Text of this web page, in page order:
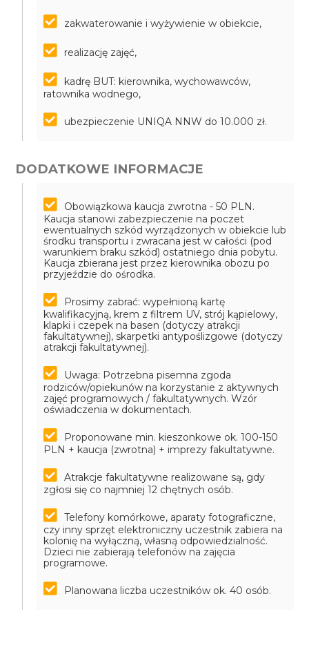
zakwaterowanie i wyżywienie w obiekcie,
realizację zajęć,
kadrę BUT: kierownika, wychowawców,
ratownika wodnego,
ubezpieczenie UNIQA NNW do 10.000 zł.
DODATKOWE INFORMACJE
Obowiązkowa kaucja zwrotna - 50 PLN.
Kaucja stanowi zabezpieczenie na poczet
ewentualnych szkód wyrządzonych w obiekcie lub
środku transportu i zwracana jest w całości (pod
warunkiem braku szkód) ostatniego dnia pobytu.
Kaucja zbierana jest przez kierownika obozu po
przyjeździe do ośrodka.
Prosimy zabrać: wypełnioną kartę
kwalifikacyjną, krem z filtrem UV, strój kąpielowy,
klapki i czepek na basen (dotyczy atrakcji
fakultatywnej), skarpetki antypoślizgowe (dotyczy
atrakcji fakultatywnej).
Uwaga: Potrzebna pisemna zgoda
rodziców/opiekunów na korzystanie z aktywnych
zajęć programowych / fakultatywnych. Wzór
oświadczenia w dokumentach.
Proponowane min. kieszonkowe ok. 100-150
PLN + kaucja (zwrotna) + imprezy fakultatywne.
Atrakcje fakultatywne realizowane są, gdy
zgłosi się co najmniej 12 chętnych osób.
Telefony komórkowe, aparaty fotograficzne,
czy inny sprzęt elektroniczny uczestnik zabiera na
kolonię na wyłączną, własną odpowiedzialność.
Dzieci nie zabierają telefonów na zajęcia
programowe.
Planowana liczba uczestników ok. 40 osób.